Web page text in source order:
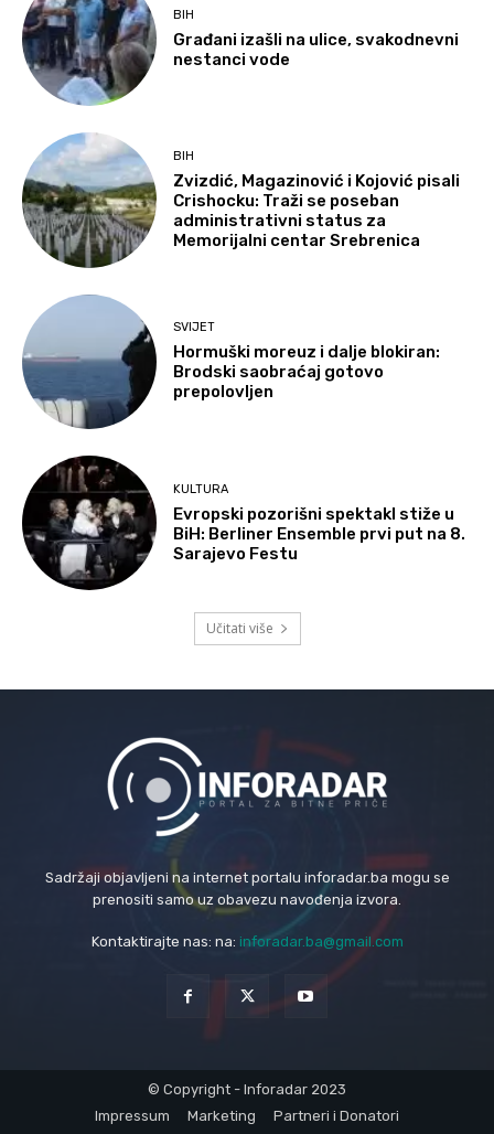
BIH
Građani izašli na ulice, svakodnevni
nestanci vode
BIH
Zvizdić, Magazinović i Kojović pisali
Crishocku: Traži se poseban
administrativni status za
Memorijalni centar Srebrenica
SVIJET
Hormuški moreuz i dalje blokiran:
Brodski saobraćaj gotovo
prepolovljen
KULTURA
Evropski pozorišni spektakl stiže u
BiH: Berliner Ensemble prvi put na 8.
Sarajevo Festu
Učitati više
Sadržaji objavljeni na internet portalu inforadar.ba mogu se
prenositi samo uz obavezu navođenja izvora.
Kontaktirajte nas: na: inforadar.ba@gmail.com
© Copyright - Inforadar 2023
Impressum
Marketing Partneri i Donatori